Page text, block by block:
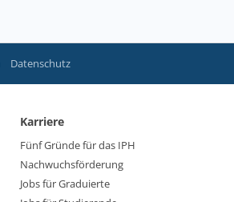
Datenschutz
Karriere
Fünf Gründe für das IPH
Nachwuchsförderung
Jobs für Graduierte